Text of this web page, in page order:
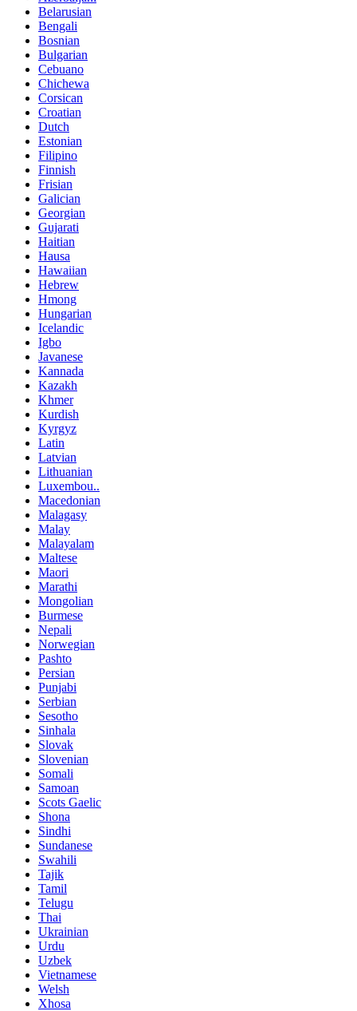
Belarusian
Bengali
Bosnian
Bulgarian
Cebuano
Chichewa
Corsican
Croatian
Dutch
Estonian
Filipino
Finnish
Frisian
Galician
Georgian
Gujarati
Haitian
Hausa
Hawaiian
Hebrew
Hmong
Hungarian
Icelandic
Igbo
Javanese
Kannada
Kazakh
Khmer
Kurdish
Kyrgyz
Latin
Latvian
Lithuanian
Luxembou..
Macedonian
Malagasy
Malay
Malayalam
Maltese
Maori
Marathi
Mongolian
Burmese
Nepali
Norwegian
Pashto
Persian
Punjabi
Serbian
Sesotho
Sinhala
Slovak
Slovenian
Somali
Samoan
Scots Gaelic
Shona
Sindhi
Sundanese
Swahili
Tajik
Tamil
Telugu
Thai
Ukrainian
Urdu
Uzbek
Vietnamese
Welsh
Xhosa